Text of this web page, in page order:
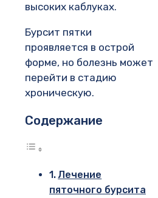
высоких каблуках.
Бурсит пятки
проявляется в острой
форме, но болезнь может
перейти в стадию
хроническую.
Содержание
Лечение
пяточного бурсита